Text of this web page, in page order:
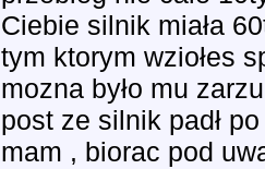
Ciebie silnik miała
tym ktorym wziołes
mozna było mu
post ze silnik padł
mam , biorac pod